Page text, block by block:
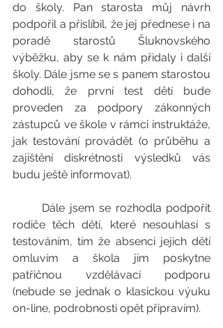
do školy. Pan starosta můj návrh
podpořil a přislíbil, že jej přednese i na
poradě starostů Šluknovského
výběžku, aby se k nám přidaly i další
školy. Dále jsme se s panem starostou
dohodli, že první test dětí bude
proveden za podpory zákonných
zástupců ve škole v rámci instruktáže,
jak testování provádět (o průběhu a
zajištění diskrétnosti výsledků vás
budu ještě informovat).
rodiče těch dětí, které nesouhlasí s
testováním, tím že absenci jejich dětí
omluvím a škola jim poskytne
patřičnou vzdělávací podporu
(nebude se jednak o klasickou výuku
on-line, podrobnosti opět připravím).